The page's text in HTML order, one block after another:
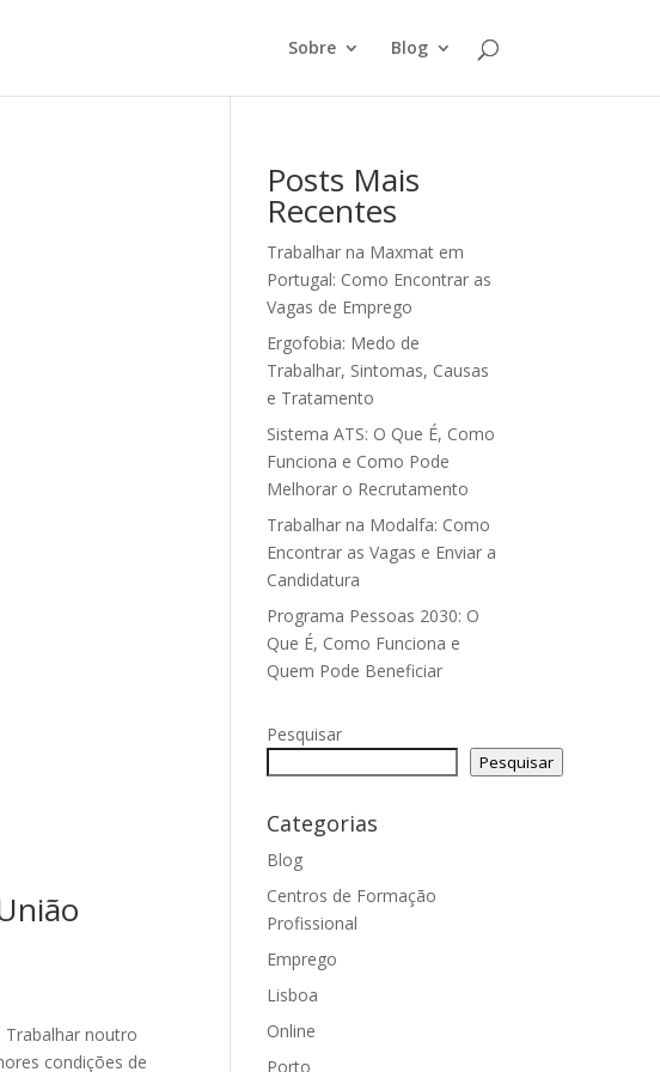
Sobre Blog
Trabalhar noutro
condições de
Posts Mais
Recentes
Trabalhar na Maxmat em
Portugal: Como Encontrar as
Vagas de Emprego
Ergofobia: Medo de
Trabalhar, Sintomas, Causas
e Tratamento
Sistema ATS: O Que É, Como
Funciona e Como Pode
Melhorar o Recrutamento
Trabalhar na Modalfa: Como
Encontrar as Vagas e Enviar a
Candidatura
Programa Pessoas 2030: O
Que É, Como Funciona e
Quem Pode Beneficiar
Pesquisar
Pesquisar
Categorias
Blog
Centros de Formação
Profissional
Emprego
Lisboa
Online
Porto